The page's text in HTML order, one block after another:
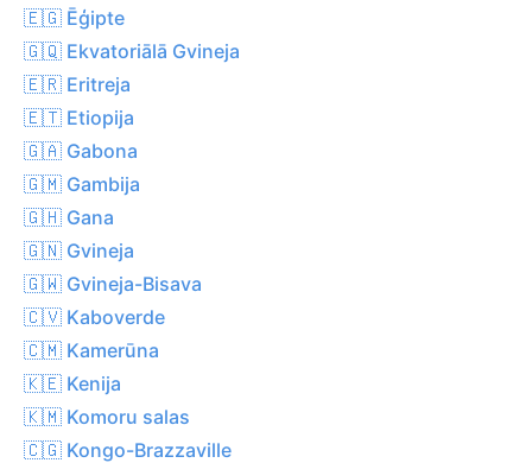
🇪🇬 Ēģipte
🇬🇶 Ekvatoriālā Gvineja
🇪🇷 Eritreja
🇪🇹 Etiopija
🇬🇦 Gabona
🇬🇲 Gambija
🇬🇭 Gana
🇬🇳 Gvineja
🇬🇼 Gvineja-Bisava
🇨🇻 Kaboverde
🇨🇲 Kamerūna
🇰🇪 Kenija
🇰🇲 Komoru salas
🇨🇬 Kongo-Brazzaville